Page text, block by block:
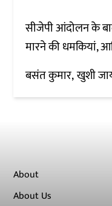
सीजेपी आंदोलन के
मारने की धमकियां,
बसंत कुमार खुशी
About
About Us